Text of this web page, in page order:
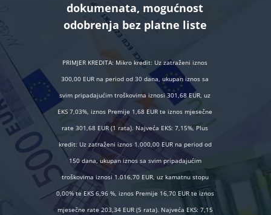
dokumenata, mogućnost
odobrenja bez platne liste
PRIMJER KREDITA: Mikro kredit: Uz zatraženi iznos
300,00 EUR na period od 30 dana, ukupan iznos sa
svim pripadajućim troškovima iznosi 301,68 EUR, uz
EKS 7,03%, iznos Premije 1,68 EUR te iznos mjesečne
rate 301,68 EUR (1 rata). Najveća EKS: 7,15%, Plus
kredit: Uz zatraženi iznos 1.000,00 EUR na period od
150 dana, ukupan iznos sa svim pripadajućim
troškovima iznosi 1.016,70 EUR, uz kamatnu stopu
0,00% te EKS 6,96 %, iznos Premije 16,70 EUR te iznos
mjesečne rate 203,34 EUR (5 rata). Najveća EKS: 7,15